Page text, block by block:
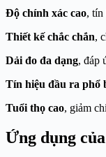
Độ chính xác cao, tín
Thiết kế chắc chắn,
Dải đo đa dạng, đáp
Tín hiệu đầu ra phổ
Tuổi thọ cao, giảm
Ứng dụng